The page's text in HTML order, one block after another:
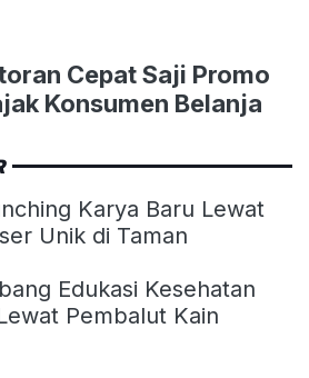
Cepat Saji Promo
Konsumen Belanja
Karya Baru Lewat
Unik di Taman
Edukasi Kesehatan
Pembalut Kain